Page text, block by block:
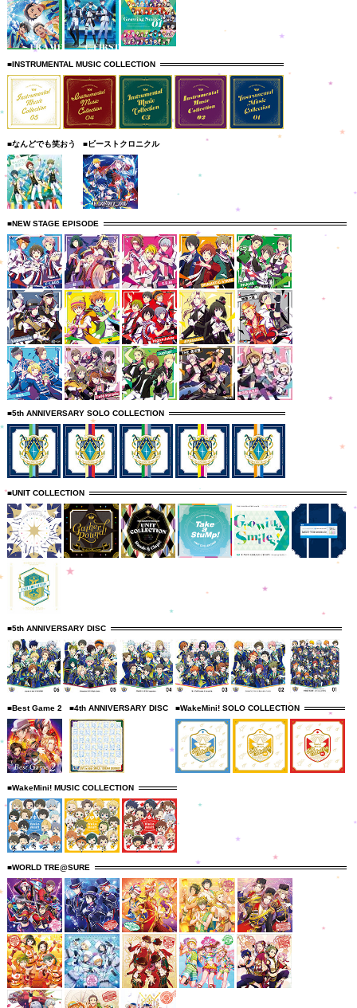
■INSTRUMENTAL MUSIC COLLECTION
■なんどでも笑おう ■ビーストクロニクル
■NEW STAGE EPISODE
■5th ANNIVERSARY SOLO COLLECTION
■UNIT COLLECTION
■5th ANNIVERSARY DISC
■Best Game 2 ■4th ANNIVERSARY DISC ■WakeMini! SOLO COLLECTION
■WakeMini! MUSIC COLLECTION
■WORLD TRE@SURE